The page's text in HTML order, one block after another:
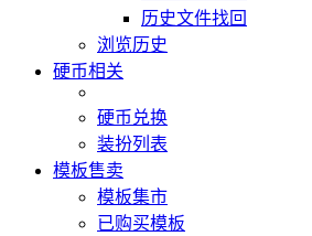
历史文件找回
浏览历史
硬币相关
硬币兑换
装扮列表
模板售卖
模板集市
已购买模板